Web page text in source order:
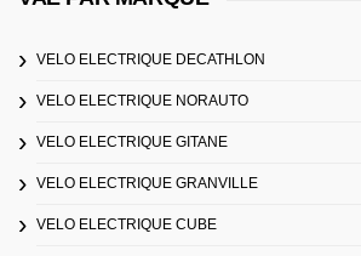
VELO ELECTRIQUE DECATHLON
VELO ELECTRIQUE NORAUTO
VELO ELECTRIQUE GITANE
VELO ELECTRIQUE GRANVILLE
VELO ELECTRIQUE CUBE